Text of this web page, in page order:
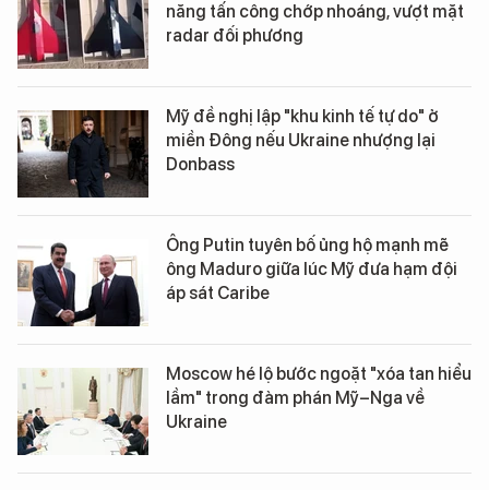
năng tấn công chớp nhoáng, vượt mặt
radar đối phương
Mỹ đề nghị lập "khu kinh tế tự do" ở
miền Đông nếu Ukraine nhượng lại
Donbass
Ông Putin tuyên bố ủng hộ mạnh mẽ
ông Maduro giữa lúc Mỹ đưa hạm đội
áp sát Caribe
Moscow hé lộ bước ngoặt "xóa tan hiểu
lầm" trong đàm phán Mỹ–Nga về
Ukraine